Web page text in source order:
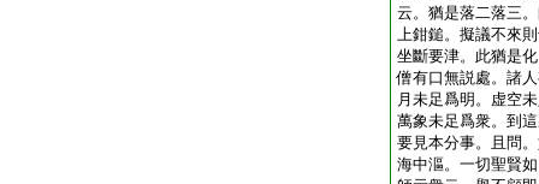
云。猶是落二落三
上鉗鎚。擬議不來
坐斷要津。此猶是
僧有口無説處。諸
月未足爲明。虚空
萬象未足爲衆。到
要見本分事。且問
海中漚。一切聖賢